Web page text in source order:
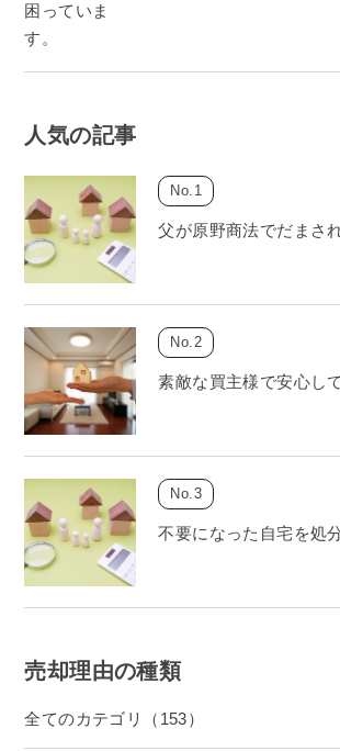
人気の記事
父が原野商法でだまさ
素敵な買主様で安心し
不要になった自宅を処
売却理由の種類
全てのカテゴリ（153）